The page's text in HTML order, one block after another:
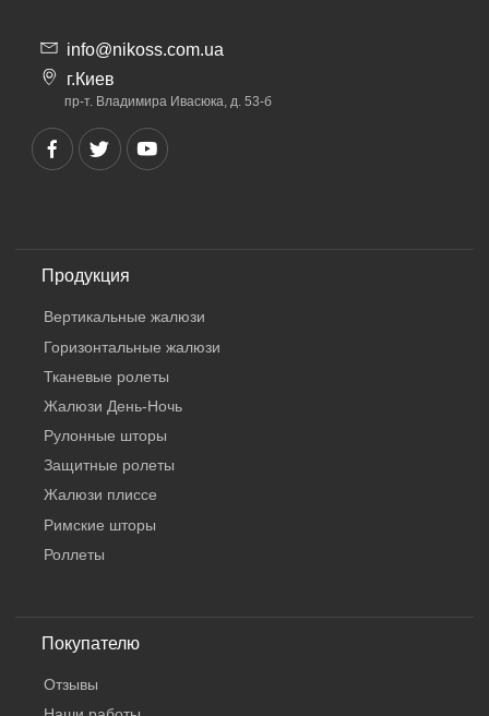
info@nikoss.com.ua
г.Киев
пр-т. Владимира Ивасюка, д. 53-б
Продукция
Вертикальные жалюзи
Горизонтальные жалюзи
Тканевые ролеты
Жалюзи День-Ночь
Рулонные шторы
Защитные ролеты
Жалюзи плиссе
Римские шторы
Роллеты
Покупателю
Отзывы